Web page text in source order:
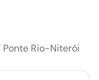
Rio-Niterói